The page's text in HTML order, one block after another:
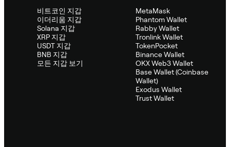
비트코인 지갑
이더리움 지갑
Solana 지갑
XRP 지갑
USDT 지갑
BNB 지갑
모든 지갑 보기
MetaMask
Phantom Wallet
Rabby Wallet
Tronlink Wallet
TokenPocket
Binance Wallet
OKX Web3 Wallet
Base Wallet (Coinbase
Wallet)
Exodus Wallet
Trust Wallet